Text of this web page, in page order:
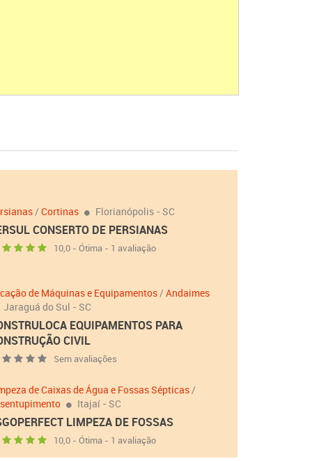
/Cortinas Florianópolis - SC
CONSERTO DE PERSIANAS
10,0 - Ótima - 1 avaliação
de Máquinas e Equipamentos/Andaimes
Jaraguá do Sul - SC
EQUIPAMENTOS PARA
CIVIL
Sem avaliações
de Caixas de Água e Fossas Sépticas/
Itajaí - SC
LIMPEZA DE FOSSAS
10,0 - Ótima - 1 avaliação